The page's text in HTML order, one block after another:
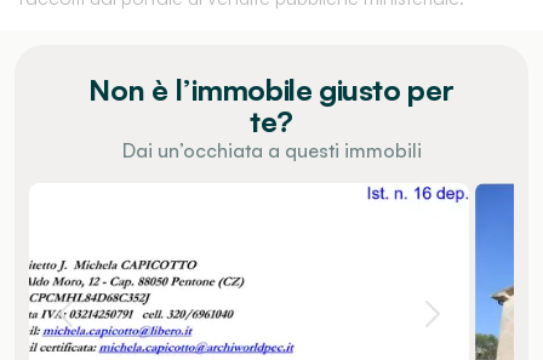
Non è l’immobile giusto per
te?
Dai un’occhiata a questi immobili